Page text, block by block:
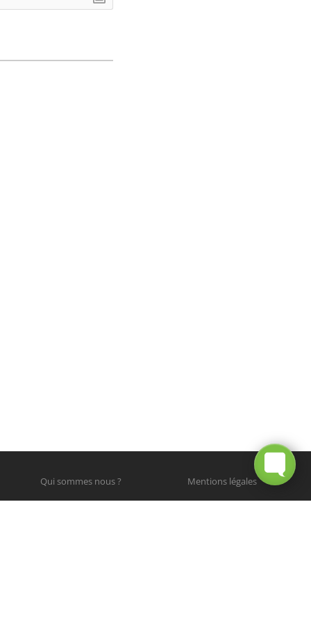
Qui sommes nous ? Mentions légales